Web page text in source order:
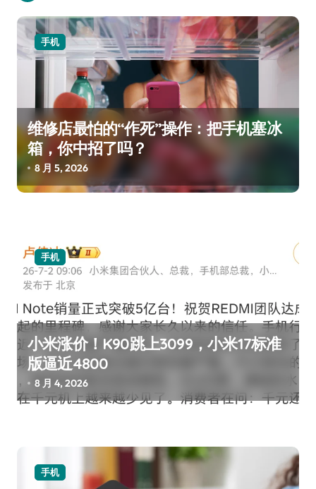
手机
维修店最怕的“作死”操作：把手机塞冰
箱，你中招了吗？
8 月 5, 2026
手机
小米涨价！K90跳上3099，小米17标准
版逼近4800
8 月 4, 2026
手机